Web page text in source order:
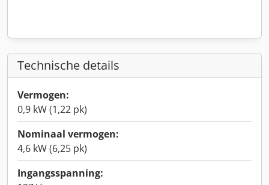
Technische details
Vermogen:
0,9 kW (1,22 pk)
Nominaal vermogen:
4,6 kW (6,25 pk)
Ingangsspanning: